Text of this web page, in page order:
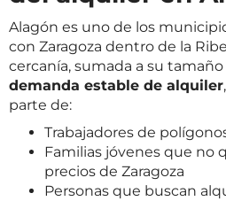
Alagón es uno de los
con Zaragoza dentro de la
cercanía, sumada a su
demanda estable de alquiler
parte de:
Trabajadores de
Familias jóvenes que no
precios de Zaragoza
Personas que buscan